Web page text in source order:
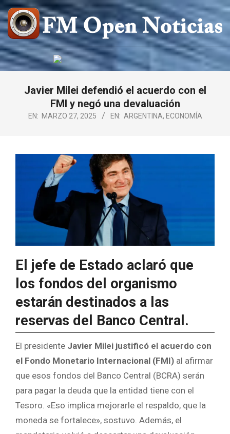
Saltar
al
contenido
FM
OPEN
NOTICIAS
Javier Milei defendió el acuerdo con el
FMI y negó una devaluación
EN: MARZO 27, 2025 EN: ARGENTINA, ECONOMÍA
El jefe de Estado aclaró que
los fondos del organismo
estarán destinados a las
reservas del Banco Central.
El presidente Javier Milei justificó el acuerdo con
el Fondo Monetario Internacional (FMI) al afirmar
que esos fondos del Banco Central (BCRA) serán
para pagar la deuda que la entidad tiene con el
Tesoro. «Eso implica mejorarle el respaldo, que la
moneda se fortalece», sostuvo. Además, el